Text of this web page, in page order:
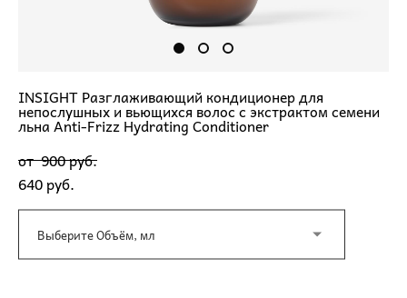
INSIGHT Разглаживающий кондиционер для
непослушных и вьющихся волос с экстрактом семени
льна Anti-Frizz Hydrating Conditioner
от 900 pуб.
640 pуб.
Выберите Объём, мл